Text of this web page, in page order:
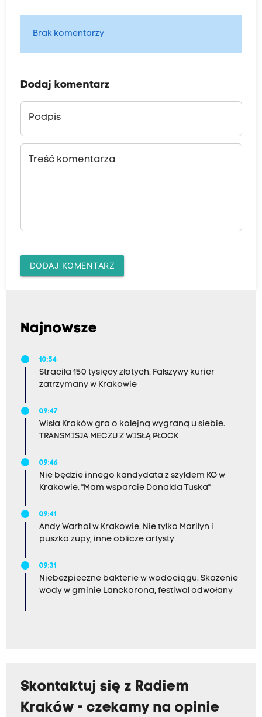
Brak komentarzy
Dodaj komentarz
Podpis
Treść komentarza
DODAJ KOMENTARZ
Najnowsze
10:54
Straciła 150 tysięcy złotych. Fałszywy kurier
zatrzymany w Krakowie
09:47
Wisła Kraków gra o kolejną wygraną u siebie.
TRANSMISJA MECZU Z WISŁĄ PŁOCK
09:46
Nie będzie innego kandydata z szyldem KO w
Krakowie. "Mam wsparcie Donalda Tuska"
09:41
Andy Warhol w Krakowie. Nie tylko Marilyn i
puszka zupy, inne oblicze artysty
09:31
Niebezpieczne bakterie w wodociągu. Skażenie
wody w gminie Lanckorona, festiwal odwołany
Skontaktuj się z Radiem
Kraków - czekamy na opinie